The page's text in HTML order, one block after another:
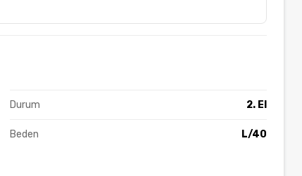
Durum 2. El
Beden L/40